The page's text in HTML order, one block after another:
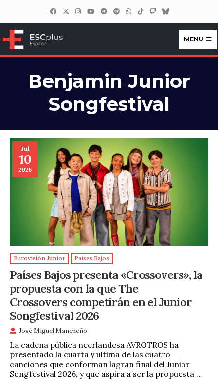
ESCplus España
MENU
Benjamin Junior
Songfestival
Jul
10
2026
Eurovisión Junior Países Bajos
Países Bajos presenta «Crossovers», la
propuesta con la que The
Crossovers competirán en el Junior
Songfestival 2026
José Miguel Mancheño
La cadena pública neerlandesa AVROTROS ha
presentado la cuarta y última de las cuatro
canciones que conforman lagran final del Junior
Songfestival 2026, y que aspira a ser la propuesta …